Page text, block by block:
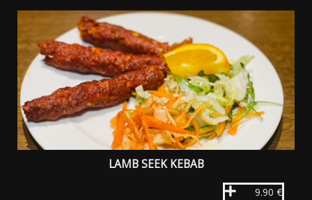
LAMB SEEK KEBAB
9.90 €